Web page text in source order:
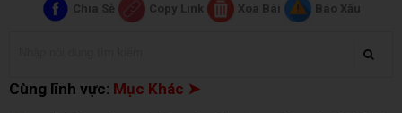
Chia Sẻ Copy Link Xóa Bài Báo Xấu
Cùng lĩnh vực: Mục Khác ➤